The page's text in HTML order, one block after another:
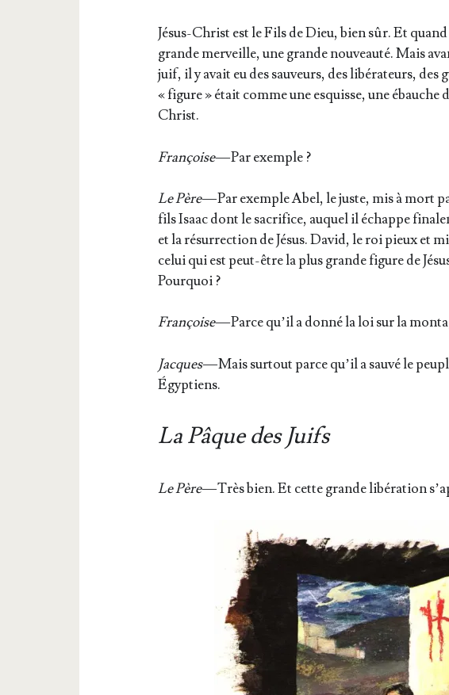
Jésus-Christ est le Fils de Dieu, bien sûr. Et
grande mer­veille, une grande nou­veau­té. Mais
juif, il y avait eu des sau­veurs, des libé­ra­teurs, des
« figure » était comme une esquisse, une ébauche
Christ.
Fran­çoise— Par exemple ?
Le Père— Par exemple Abel, le juste, mis à mort
fils Isaac dont le sacri­fice, auquel il échappe
et la résur­rec­tion de Jésus. David, le roi pieux et
celui qui est peut-être la plus grande figure de
Pourquoi ?
Fran­çoise— Parce qu’il a don­né la loi sur la
Jacques— Mais sur­tout parce qu’il a sau­vé le
Égyptiens.
La Pâque des Juifs
Le Père— Très bien. Et cette grande libé­ra­tion